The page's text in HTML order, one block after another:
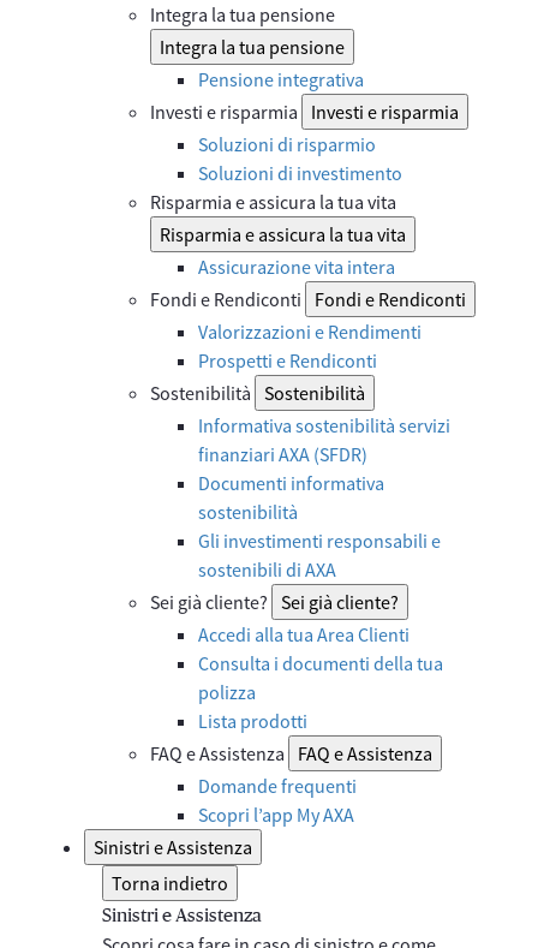
Integra la tua pensione
Integra la tua pensione
Pensione integrativa
Investi e risparmia
Investi e risparmia
Soluzioni di risparmio
Soluzioni di investimento
Risparmia e assicura la tua vita
Risparmia e assicura la tua vita
Assicurazione vita intera
Fondi e Rendiconti
Fondi e Rendiconti
Valorizzazioni e Rendimenti
Prospetti e Rendiconti
Sostenibilità Sostenibilità
Informativa sostenibilità servizi
finanziari AXA (SFDR)
Documenti informativa
sostenibilità
Gli investimenti responsabili e
sostenibili di AXA
Sei già cliente? Sei già cliente?
Accedi alla tua Area Clienti
Consulta i documenti della tua
polizza
Lista prodotti
FAQ e Assistenza
FAQ e Assistenza
Domande frequenti
Scopri l’app My AXA
Sinistri e Assistenza
Torna indietro
Sinistri e Assistenza